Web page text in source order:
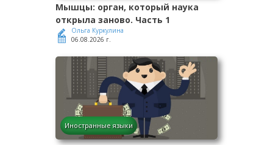
Мышцы: орган, который наука
открыла заново. Часть 1
Ольга Куркулина
06.08.2026 г.
Иностранные языки